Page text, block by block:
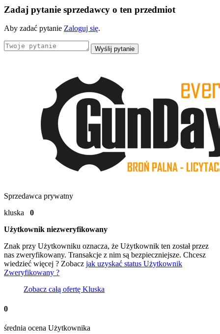
Zadaj pytanie sprzedawcy o ten przedmiot
Aby zadać pytanie Zaloguj się.
Wyślij pytanie
Sprzedawca prywatny
kluska 0
Użytkownik niezweryfikowany
Znak przy Użytkowniku oznacza, że Użytkownik ten został przez
nas zweryfikowany. Transakcje z nim są bezpieczniejsze. Chcesz
wiedzieć więcej ? Zobacz jak uzyskać status Użytkownik
Zweryfikowany ?
Zobacz całą ofertę Kluska
0
średnia ocena Użytkownika